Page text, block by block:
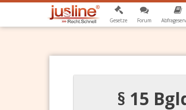
Gesetze Forum
§ 15